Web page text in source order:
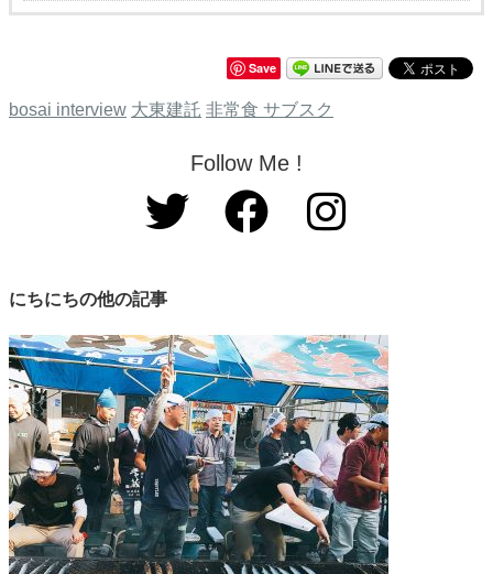
Save
bosai interview 大東建託 非常食 サブスク
Follow Me !
にちにちの他の記事